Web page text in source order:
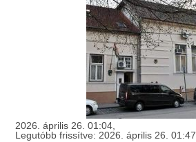
2026. április 26. 01:04,
Legutóbb frissítve: 2026. április 26. 01:47